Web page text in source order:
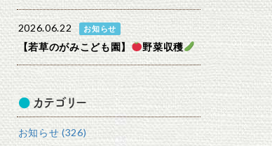
2026.06.22 お知らせ
【若草のがみこども園】 野菜収穫
カテゴリー
お知らせ (326)